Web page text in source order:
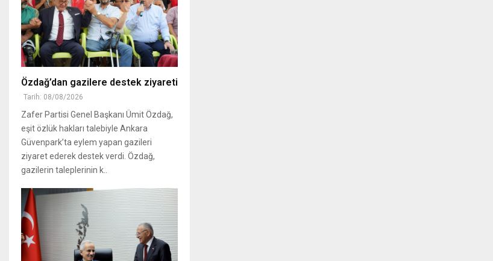
Özdağ’dan gazilere destek ziyareti
Tarih: 08/08/2026
Zafer Partisi Genel Başkanı Ümit Özdağ,
eşit özlük hakları talebiyle Ankara
Güvenpark’ta eylem yapan gazileri
ziyaret ederek destek verdi. Özdağ,
gazilerin taleplerinin k..